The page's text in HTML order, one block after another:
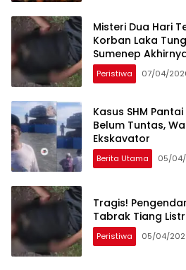
Misteri Dua Hari
Korban Laka
Sumenep
Peristiwa 07/04/
Kasus SHM
Belum Tuntas,
Ekskavator
Berita Utama 05/
Tragis!
Tabrak Tiang
Peristiwa 05/04/